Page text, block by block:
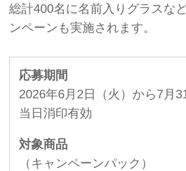
総計400名に名前入りグラスな
ンペーンも実施されます。
応募期間
2026年6月2日（火）から7月
当日消印有効
対象商品
（キャンペーンパック）